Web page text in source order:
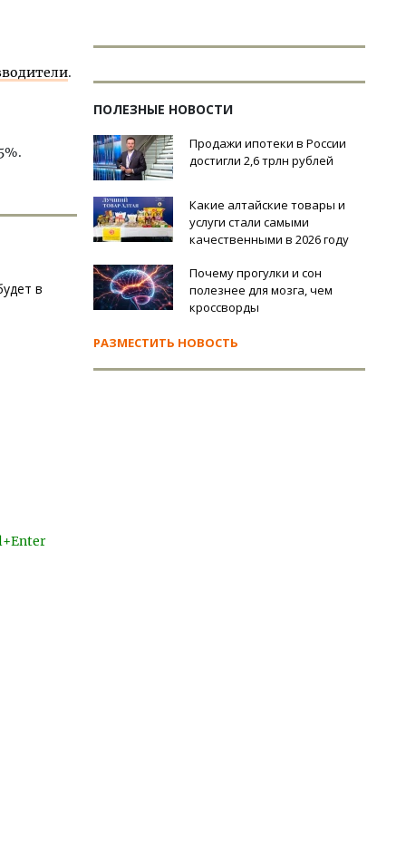
.
в
ПОЛЕЗНЫЕ НОВОСТИ
Продажи ипотеки в России
достигли 2,6 трлн рублей
Какие алтайские товары и
услуги стали самыми
качественными в 2026 году
Почему прогулки и сон
полезнее для мозга, чем
кроссворды
РАЗМЕСТИТЬ НОВОСТЬ